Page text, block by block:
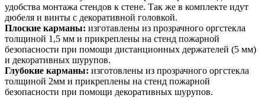
удобства монтажа стендов к стене. Так же в комплекте идут
дюбеля и винты с декоративной головкой.
Плоские карманы: изготавлены из прозрачного оргстекла
толщиной 1,5 мм и прикреплены на стенд пожарной
безопасности при помощи дистанционных держателей (5 мм)
и декоративных шурупов.
Глубокие карманы: изготовлены из прозрачного оргстекла
толщиной 2мм и прикреплены на стенд пожарной
безопасности при помощи декоративных шурупов.